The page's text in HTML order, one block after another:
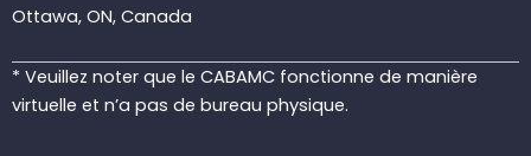
Ottawa, ON, Canada
* Veuillez noter que le CABAMC fonctionne de manière
virtuelle et n’a pas de bureau physique.